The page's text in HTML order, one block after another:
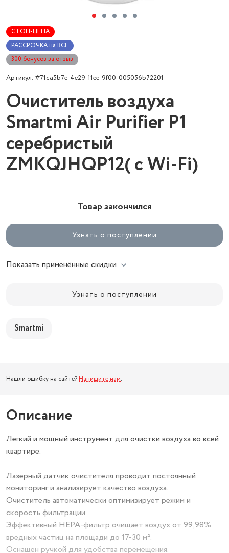
СТОП-ЦЕНА
РАССРОЧКА на ВСЁ
300 бонусов за отзыв
Артикул: #71ca5b7e-4e29-11ee-9f00-005056b72201
Очиститель воздуха
Smartmi Air Purifier P1
серебристый
ZMKQJHQP12( с Wi-Fi)
Товар закончился
Узнать о поступлении
Показать применённые скидки
Узнать о поступлении
Smartmi
Нашли ошибку на сайте? Напишите нам.
Описание
Легкий и мощный инструмент для очистки воздуха во всей
квартире.
Лазерный датчик очистителя проводит постоянный
мониторинг и анализирует качество воздуха.
Очиститель автоматически оптимизирует режим и
скорость фильтрации.
Эффективный HEPA-фильтр очищает воздух от 99,98%
вредных частиц на площади до 17-30 м².
Оснащен ручкой для удобства перемещения.